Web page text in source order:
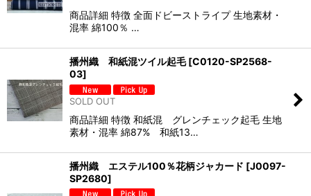
商品詳細 特徴 全面ドビーストライプ 生地素材・
混率 綿100％ …
播州織 和紙混ツイル起毛 [C0120-SP2568-
03]
SOLD OUT
商品詳細 特徴 和紙混 グレンチェック起毛 生地
素材・混率 綿87% 和紙13…
播州織 エステル100％花柄ジャカード [J0097-
SP2680]